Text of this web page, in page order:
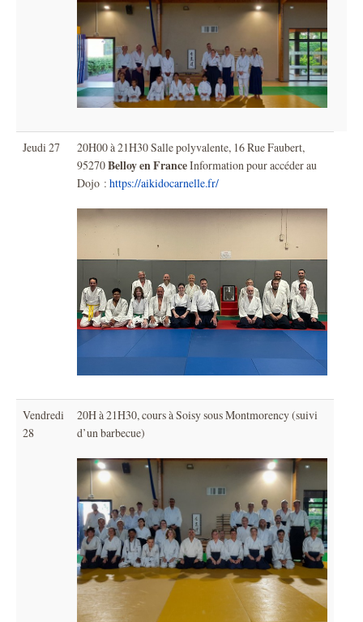
Jeudi 27
20H00 à 21H30 Salle polyvalente, 16 Rue Faubert,
95270Belloy en FranceInformation pour accéder au
Dojo : https://aikidocarnelle.fr/
Vendredi
28
20H à 21H30, cours à Soisy sous Montmorency (suivi
d’un barbecue)